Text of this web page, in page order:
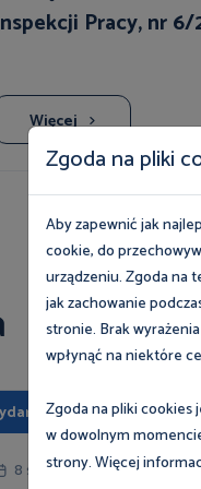
Pracy, nr
Więcej
8 sierpnia 2026
Zgoda na pliki
Aby zapewnić jak
cookie, do
urządzeniu. Zgoda na
jak zachowanie
stronie. Brak
wpłynąć na niektóre
Zgoda na pliki cookies
w dowolnym
strony. Więcej